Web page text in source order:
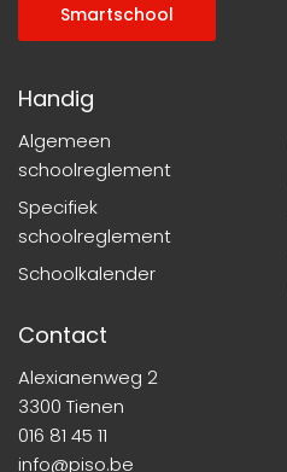
Smartschool
Handig
Algemeen
schoolreglement
Specifiek
schoolreglement
Schoolkalender
Contact
Alexianenweg 2
3300 Tienen
016 81 45 11
info@piso.be